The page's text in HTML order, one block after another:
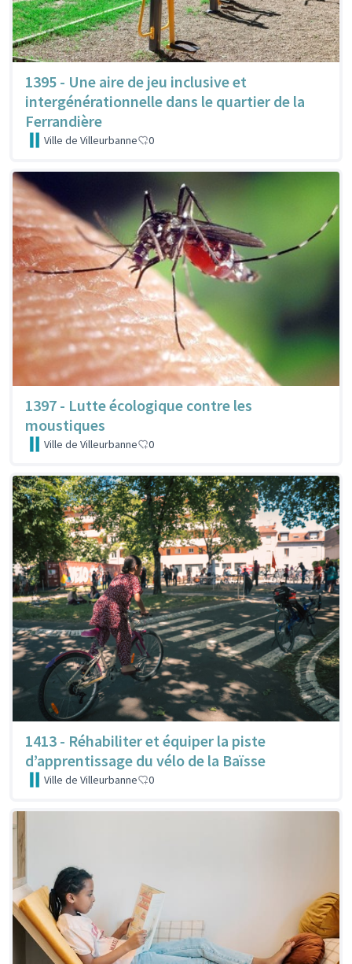
1395 - Une aire de jeu inclusive et
intergénérationnelle dans le quartier de la
Ferrandière
Ville de Villeurbanne 0
1397 - Lutte écologique contre les
moustiques
Ville de Villeurbanne 0
1413 - Réhabiliter et équiper la piste
d’apprentissage du vélo de la Baïsse
Ville de Villeurbanne 0